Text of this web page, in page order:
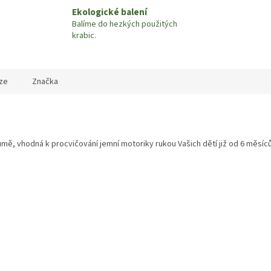
Ekologické balení
Balíme do hezkých použitých
krabic.
Značka
vhodná k procvičování jemní motoriky rukou Vašich dětí již od 6